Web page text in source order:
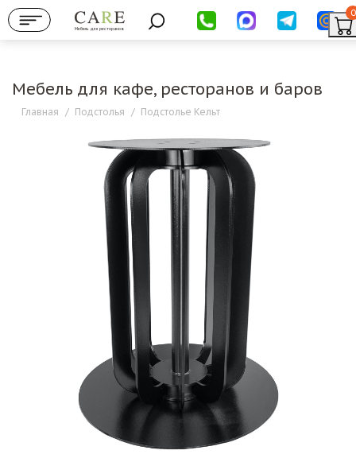
Мебель для ресторанов
0
Мебель для кафе, ресторанов и баров
Главная / Подстолья / Подстолье Кельт